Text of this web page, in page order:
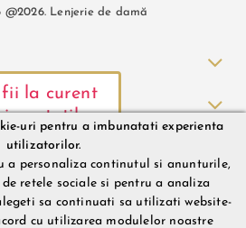
@2026. Lenjerie de damă
uri pentru a imbunatati experienta
utilizatorilor.
a personaliza continutul si anunturile,
retele sociale si pentru a analiza
sa continuati sa utilizati website-
cu utilizarea modulelor noastre
fii la curent
noutatile